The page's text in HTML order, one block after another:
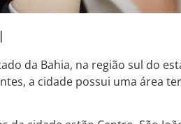
da Bahia, na região sul do
a cidade possui uma área